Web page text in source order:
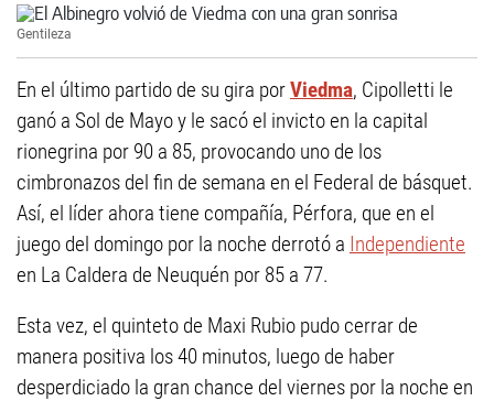
Gentileza
En el último partido de su gira porViedma, Cipolletti le
ganó a Sol de Mayo y le sacó el invicto en la capital
rionegrina por 90 a 85, provocando uno de los
cimbronazos del fin de semana en el Federal de básquet.
Así, el líder ahora tiene compañía, Pérfora, que en el
juego del domingo por la noche derrotó a Independiente
en La Caldera de Neuquén por 85 a 77.
Esta vez, el quinteto de Maxi Rubio pudo cerrar de
manera positiva los 40 minutos, luego de haber
desperdiciado la gran chance del viernes por la noche en